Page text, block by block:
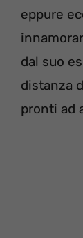
eppure
dal suo
distanza
pronti ad